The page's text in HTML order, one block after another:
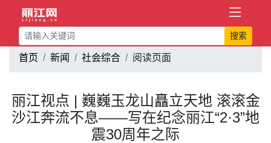
搜索
首页 新闻 社会综合 阅读页面
丽江视点 | 巍巍玉龙山矗立天地 滚滚金
沙江奔流不息——写在纪念丽江“2·3”地
震30周年之际